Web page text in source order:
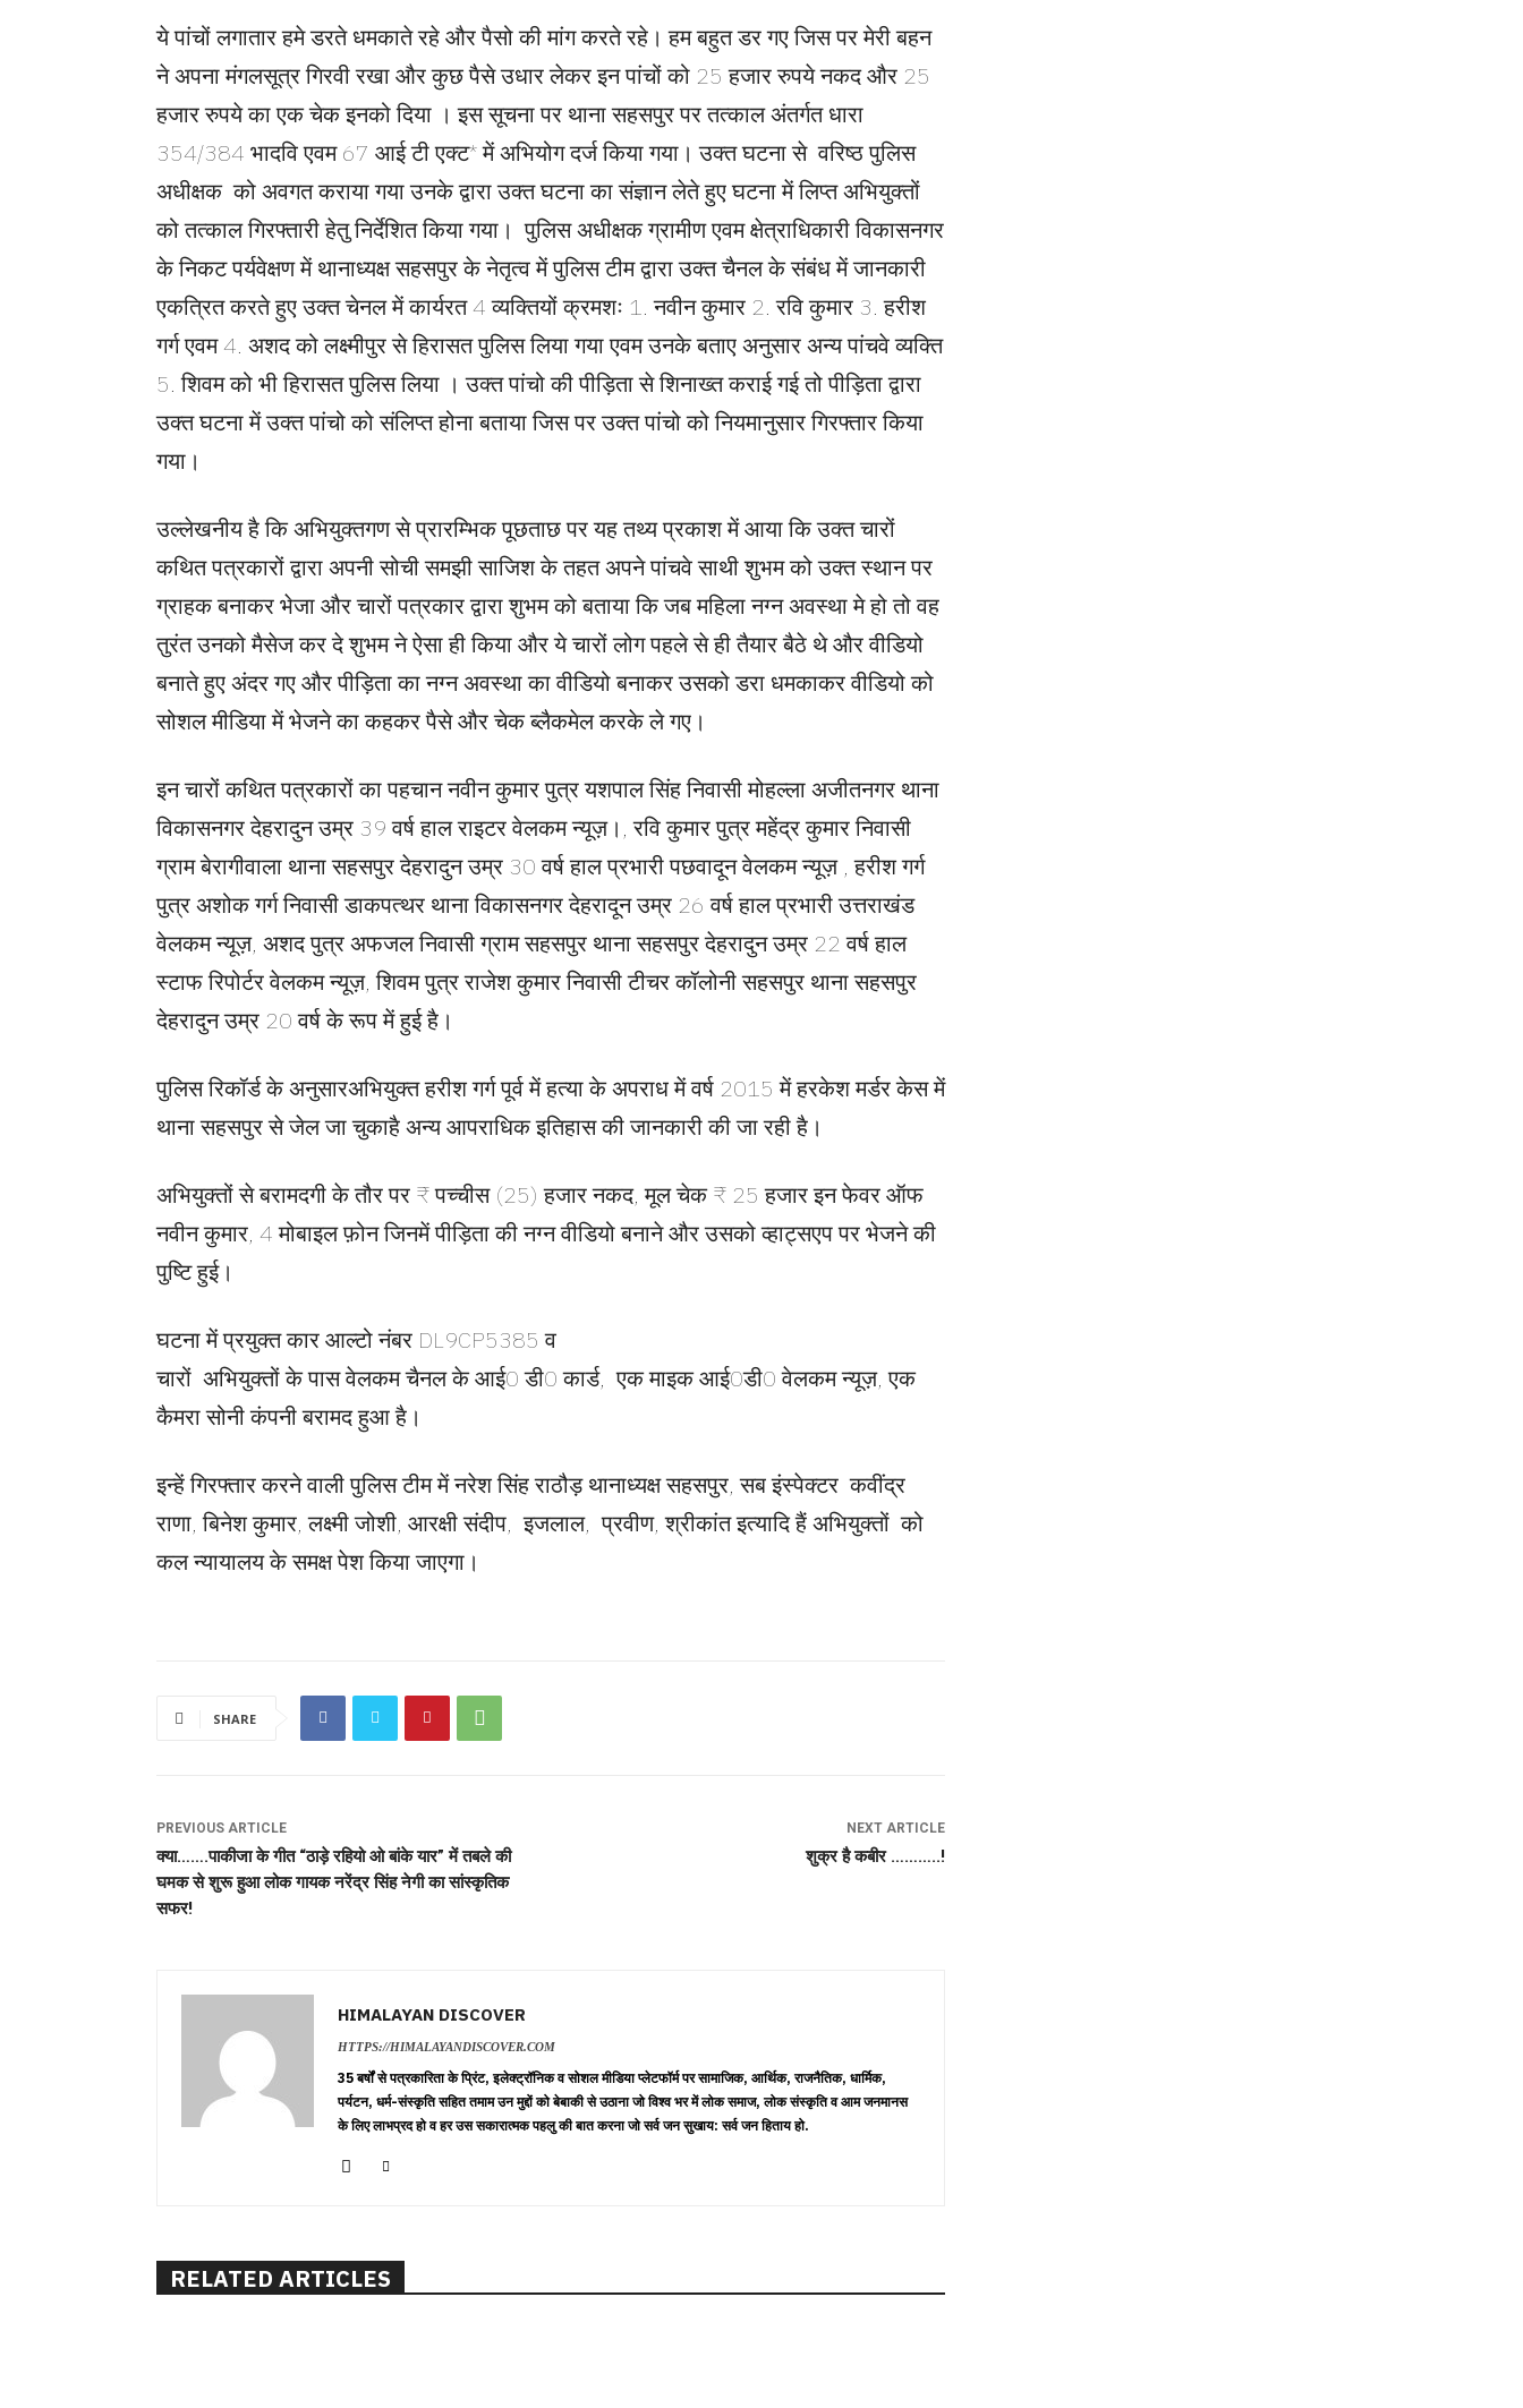
ये पांचों लगातार हमे डरते धमकाते रहे और पैसो की मांग करते रहे। हम बहुत डर गए जिस पर मेरी बहन
ने अपना मंगलसूत्र गिरवी रखा और कुछ पैसे उधार लेकर इन पांचों को 25 हजार रुपये नकद और 25
हजार रुपये का एक चेक इनको दिया । इस सूचना पर थाना सहसपुर पर तत्काल अंतर्गत धारा
354/384 भादवि एवम 67 आई टी एक्ट* में अभियोग दर्ज किया गया। उक्त घटना से वरिष्ठ पुलिस
अधीक्षक को अवगत कराया गया उनके द्वारा उक्त घटना का संज्ञान लेते हुए घटना में लिप्त अभियुक्तों
को तत्काल गिरफ्तारी हेतु निर्देशित किया गया। पुलिस अधीक्षक ग्रामीण एवम क्षेत्राधिकारी विकासनगर
के निकट पर्यवेक्षण में थानाध्यक्ष सहसपुर के नेतृत्व में पुलिस टीम द्वारा उक्त चैनल के संबंध में जानकारी
एकत्रित करते हुए उक्त चेनल में कार्यरत 4 व्यक्तियों क्रमशः 1. नवीन कुमार 2. रवि कुमार 3. हरीश
गर्ग एवम 4. अशद को लक्ष्मीपुर से हिरासत पुलिस लिया गया एवम उनके बताए अनुसार अन्य पांचवे व्यक्ति
5. शिवम को भी हिरासत पुलिस लिया । उक्त पांचो की पीड़िता से शिनाख्त कराई गई तो पीड़िता द्वारा
उक्त घटना में उक्त पांचो को संलिप्त होना बताया जिस पर उक्त पांचो को नियमानुसार गिरफ्तार किया
गया।
उल्लेखनीय है कि अभियुक्तगण से प्रारम्भिक पूछताछ पर यह तथ्य प्रकाश में आया कि उक्त चारों
कथित पत्रकारों द्वारा अपनी सोची समझी साजिश के तहत अपने पांचवे साथी शुभम को उक्त स्थान पर
ग्राहक बनाकर भेजा और चारों पत्रकार द्वारा शुभम को बताया कि जब महिला नग्न अवस्था मे हो तो वह
तुरंत उनको मैसेज कर दे शुभम ने ऐसा ही किया और ये चारों लोग पहले से ही तैयार बैठे थे और वीडियो
बनाते हुए अंदर गए और पीड़िता का नग्न अवस्था का वीडियो बनाकर उसको डरा धमकाकर वीडियो को
सोशल मीडिया में भेजने का कहकर पैसे और चेक ब्लैकमेल करके ले गए।
इन चारों कथित पत्रकारों का पहचान नवीन कुमार पुत्र यशपाल सिंह निवासी मोहल्ला अजीतनगर थाना
विकासनगर देहरादुन उम्र 39 वर्ष हाल राइटर वेलकम न्यूज़।, रवि कुमार पुत्र महेंद्र कुमार निवासी
ग्राम बेरागीवाला थाना सहसपुर देहरादुन उम्र 30 वर्ष हाल प्रभारी पछवादून वेलकम न्यूज़ , हरीश गर्ग
पुत्र अशोक गर्ग निवासी डाकपत्थर थाना विकासनगर देहरादून उम्र 26 वर्ष हाल प्रभारी उत्तराखंड
वेलकम न्यूज़, अशद पुत्र अफजल निवासी ग्राम सहसपुर थाना सहसपुर देहरादुन उम्र 22 वर्ष हाल
स्टाफ रिपोर्टर वेलकम न्यूज़, शिवम पुत्र राजेश कुमार निवासी टीचर कॉलोनी सहसपुर थाना सहसपुर
देहरादुन उम्र 20 वर्ष के रूप में हुई है।
पुलिस रिकॉर्ड के अनुसारअभियुक्त हरीश गर्ग पूर्व में हत्या के अपराध में वर्ष 2015 में हरकेश मर्डर केस में
थाना सहसपुर से जेल जा चुकाहै अन्य आपराधिक इतिहास की जानकारी की जा रही है।
अभियुक्तों से बरामदगी के तौर पर ₹ पच्चीस (25) हजार नकद, मूल चेक ₹ 25 हजार इन फेवर ऑफ
नवीन कुमार, 4 मोबाइल फ़ोन जिनमें पीड़िता की नग्न वीडियो बनाने और उसको व्हाट्सएप पर भेजने की
पुष्टि हुई।
घटना में प्रयुक्त कार आल्टो नंबर DL9CP5385 व
चारों अभियुक्तों के पास वेलकम चैनल के आई0 डी0 कार्ड, एक माइक आई0डी0 वेलकम न्यूज़, एक
कैमरा सोनी कंपनी बरामद हुआ है।
इन्हें गिरफ्तार करने वाली पुलिस टीम में नरेश सिंह राठौड़ थानाध्यक्ष सहसपुर, सब इंस्पेक्टर कवींद्र
राणा, बिनेश कुमार, लक्ष्मी जोशी, आरक्षी संदीप, इजलाल, प्रवीण, श्रीकांत इत्यादि हैं अभियुक्तों को
कल न्यायालय के समक्ष पेश किया जाएगा।
SHARE
PREVIOUS ARTICLE
क्या…….पाकीजा के गीत “ठाड़े रहियो ओ बांके यार” में तबले की
घमक से शुरू हुआ लोक गायक नरेंद्र सिंह नेगी का सांस्कृतिक
सफर!
NEXT ARTICLE
शुक्र है कबीर ………..!
HIMALAYAN DISCOVER
HTTPS://HIMALAYANDISCOVER.COM
35 बर्षों से पत्रकारिता के प्रिंट, इलेक्ट्रॉनिक व सोशल मीडिया प्लेटफॉर्म पर सामाजिक, आर्थिक, राजनैतिक, धार्मिक,
पर्यटन, धर्म-संस्कृति सहित तमाम उन मुद्दों को बेबाकी से उठाना जो विश्व भर में लोक समाज, लोक संस्कृति व आम जनमानस
के लिए लाभप्रद हो व हर उस सकारात्मक पहलु की बात करना जो सर्व जन सुखाय: सर्व जन हिताय हो.
RELATED ARTICLES